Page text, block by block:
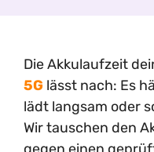
Die Akkulaufzeit
5G lässt nach: Es
lädt langsam oder
Wir tauschen den
gegen einen